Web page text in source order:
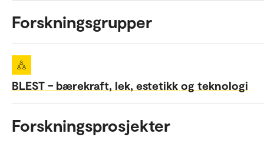
Forskningsgrupper
BLEST – bærekraft, lek, estetikk og teknologi
Forskningsprosjekter